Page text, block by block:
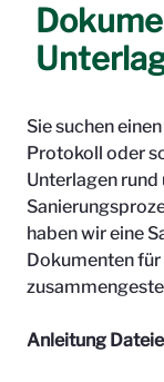
Sie suchen
Protokoll oder
Unterlagen rund
haben wir eine
Dokumenten für
Anleitung